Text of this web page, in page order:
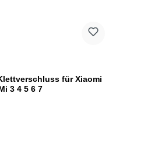
für Xiaomi
3 4 5 6 7